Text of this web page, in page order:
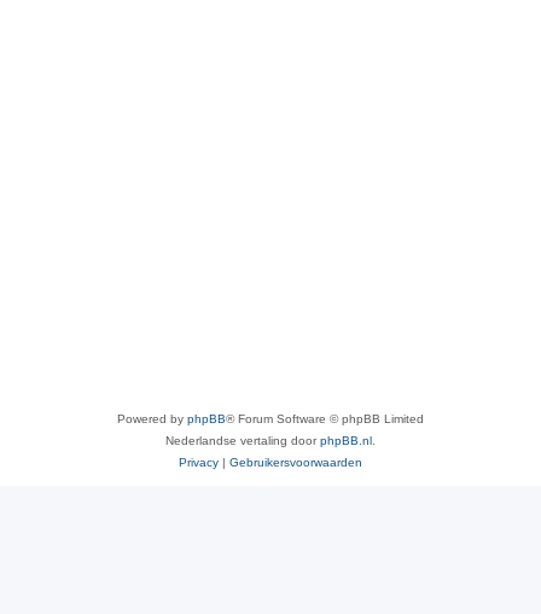
Powered by phpBB® Forum Software © phpBB Limited
Nederlandse vertaling doorphpBB.nl
Privacy | Gebruikersvoorwaarden